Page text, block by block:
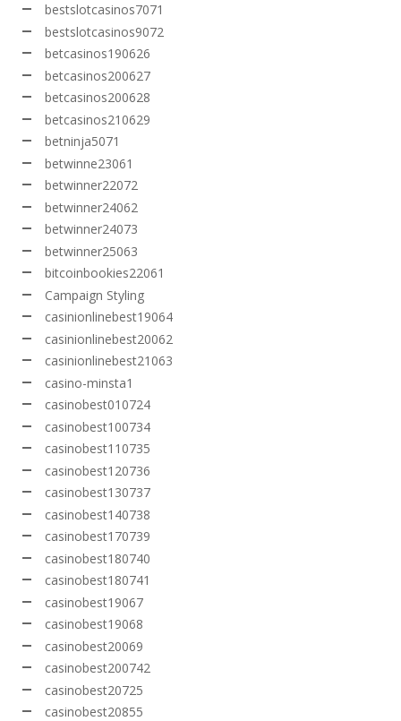
bestslotcasinos7071
bestslotcasinos9072
betcasinos190626
betcasinos200627
betcasinos200628
betcasinos210629
betninja5071
betwinne23061
betwinner22072
betwinner24062
betwinner24073
betwinner25063
bitcoinbookies22061
Campaign Styling
casinionlinebest19064
casinionlinebest20062
casinionlinebest21063
casino-minsta1
casinobest010724
casinobest100734
casinobest110735
casinobest120736
casinobest130737
casinobest140738
casinobest170739
casinobest180740
casinobest180741
casinobest19067
casinobest19068
casinobest20069
casinobest200742
casinobest20725
casinobest20855